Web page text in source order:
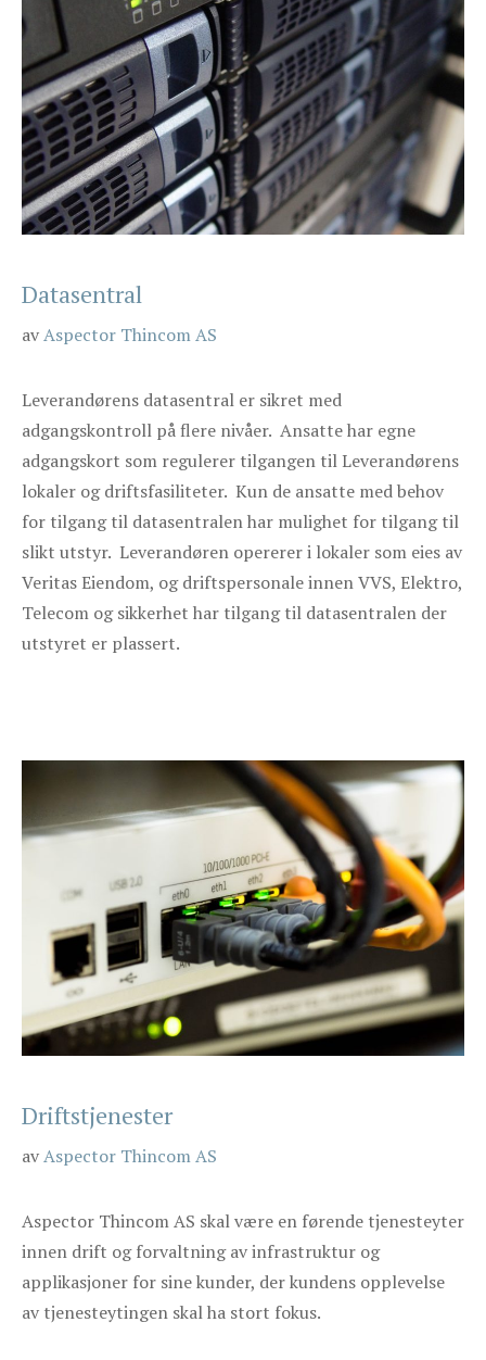
Datasentral
avAspector Thincom AS
Leverandørens datasentral er sikret med
adgangskontroll på flere nivåer. Ansatte har egne
adgangskort som regulerer tilgangen til Leverandørens
lokaler og driftsfasiliteter. Kun de ansatte med behov
for tilgang til datasentralen har mulighet for tilgang til
slikt utstyr. Leverandøren opererer i lokaler som eies av
Veritas Eiendom, og driftspersonale innen VVS, Elektro,
Telecom og sikkerhet har tilgang til datasentralen der
utstyret er plassert.
Driftstjenester
avAspector Thincom AS
Aspector Thincom AS skal være en førende tjenesteyter
innen drift og forvaltning av infrastruktur og
applikasjoner for sine kunder, der kundens opplevelse
av tjenesteytingen skal ha stort fokus.